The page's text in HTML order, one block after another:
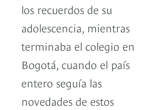
los recuerdos de su
adolescencia, mientras
terminaba el colegio en
Bogotá, cuando el país
entero seguía las
novedades de estos